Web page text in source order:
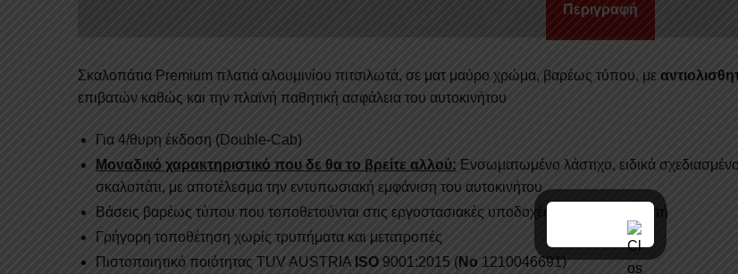
Περιγραφή
Σκαλοπάτια Premium πλατιά αλουμινίου πιτσιλωτά, σε ματ μαύρο χρώμα, βαρέως τύπου, με
επιβατών καθώς και την πλαϊνή παθητική ασφάλεια του αυτοκινήτου
Για 4/θυρη έκδοση (Double-Cab)
Μοναδικό χαρακτηριστικό που δε θα το βρείτε αλλού: Ενσωματωμένο λάστιχο, ειδικά
σκαλοπάτι, με αποτέλεσμα την εντυπωσιακή εμφάνιση του αυτοκινήτου
Βάσεις βαρέως τύπου που τοποθετούνται στις εργοστασιακές υποδοχές του κατασκευαστή
Γρήγορη τοποθέτηση χωρίς τρυπήματα και μετατροπές
Πιστοποιητικό ποιότητας TUV AUSTRIA ISO 9001:2015 (No 1210046691)